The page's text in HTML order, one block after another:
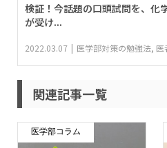
検証！今話題の口頭試問を、化
が受け...
2022.03.07 医学部対策の勉強法, 医
関連記事一覧
医学部コラム